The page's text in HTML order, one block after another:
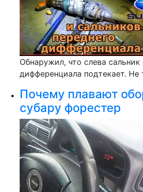
Обнаружил, что слева сальник
дифференциала подтекает. Не
Почему плавают
субару форестер